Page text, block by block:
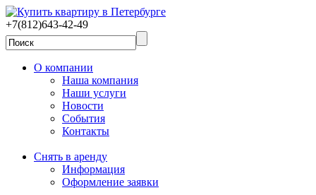
+7(812)643-42-49
О компании
Наша компания
Наши услуги
Новости
События
Контакты
Снять в аренду
Информация
Оформление заявки